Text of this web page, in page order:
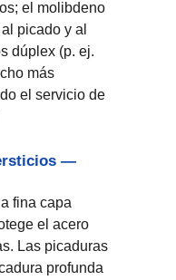
el molibdeno
picado y al
dúplex (p. ej.
más
el servicio de
—
fina capa
el acero
Las picaduras
profunda